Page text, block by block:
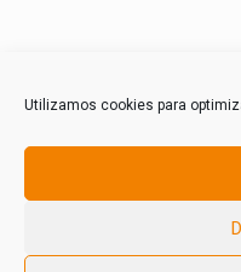
Utilizamos cookies para
© 2021 AECAL
Política de Privacidad-